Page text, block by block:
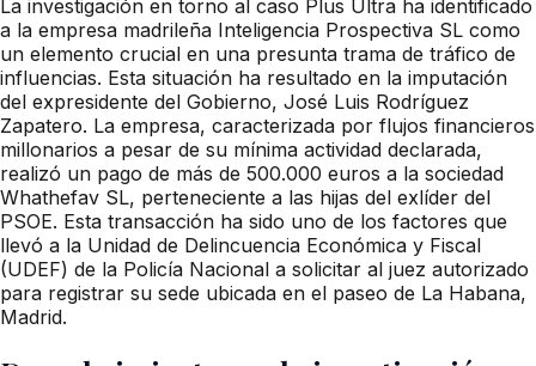
La investigación en torno al caso Plus Ultra ha identificado
a la empresa madrileña Inteligencia Prospectiva SL como
un elemento crucial en una presunta trama de tráfico de
influencias. Esta situación ha resultado en la imputación
del expresidente del Gobierno, José Luis Rodríguez
Zapatero. La empresa, caracterizada por flujos financieros
millonarios a pesar de su mínima actividad declarada,
realizó un pago de más de 500.000 euros a la sociedad
Whathefav SL, perteneciente a las hijas del exlíder del
PSOE. Esta transacción ha sido uno de los factores que
llevó a la Unidad de Delincuencia Económica y Fiscal
(UDEF) de la Policía Nacional a solicitar al juez autorizado
para registrar su sede ubicada en el paseo de La Habana,
Madrid.